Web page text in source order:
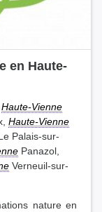
en Haute-
Haute-Vienne
Haute-Vienne
Palais-sur-
Panazol,
Verneuil-sur-
nature en